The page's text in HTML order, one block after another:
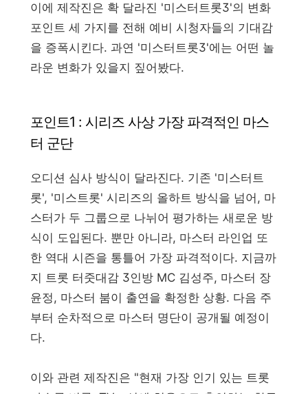
이에 제작진은 확 달라진 '미스터트롯3'의 변화
포인트 세 가지를 전해 예비 시청자들의 기대감
을 증폭시킨다. 과연 '미스터트롯3'에는 어떤 놀
라운 변화가 있을지 짚어봤다.
포인트1 : 시리즈 사상 가장 파격적인 마스
터 군단
오디션 심사 방식이 달라진다. 기존 '미스터트
롯', '미스트롯' 시리즈의 올하트 방식을 넘어, 마
스터가 두 그룹으로 나뉘어 평가하는 새로운 방
식이 도입된다. 뿐만 아니라, 마스터 라인업 또
한 역대 시즌을 통틀어 가장 파격적이다. 지금까
지 트롯 터줏대감 3인방 MC 김성주, 마스터 장
윤정, 마스터 붐이 출연을 확정한 상황. 다음 주
부터 순차적으로 마스터 명단이 공개될 예정이
다.
이와 관련 제작진은 "현재 가장 인기 있는 트롯